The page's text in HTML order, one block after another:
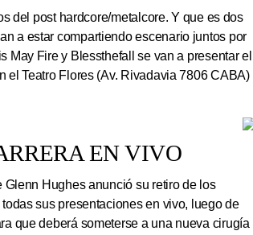
del post hardcore/metalcore. Y que es dos
a estar compartiendo escenario juntos por
May Fire y Blessthefall se van a presentar el
el Teatro Flores (Av. Rivadavia 7806 CABA)
EN VIVO
Hughes anunció su retiro de los
sus presentaciones en vivo, luego de
que deberá someterse a una nueva cirugía